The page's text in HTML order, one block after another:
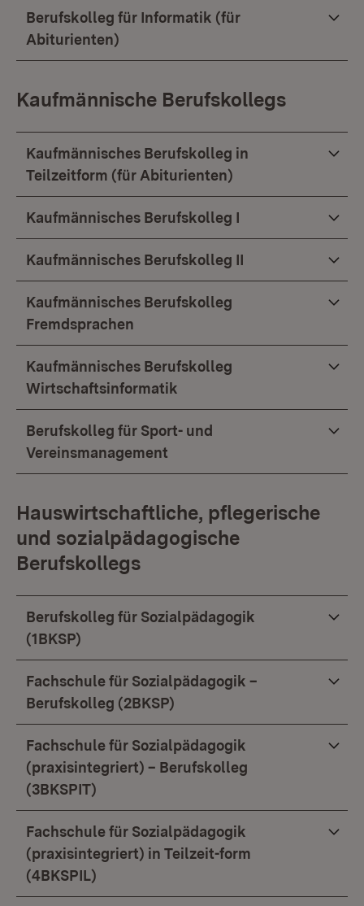
Berufskolleg für Informatik (für
Abiturienten)
Kaufmännische Berufskollegs
Kaufmännisches Berufskolleg in
Teilzeitform (für Abiturienten)
Kaufmännisches Berufskolleg I
Kaufmännisches Berufskolleg II
Kaufmännisches Berufskolleg
Fremdsprachen
Kaufmännisches Berufskolleg
Wirtschaftsinformatik
Berufskolleg für Sport- und
Vereinsmanagement
Hauswirtschaftliche, pflegerische
und sozialpädagogische
Berufskollegs
Berufskolleg für Sozialpädagogik
(1BKSP)
Fachschule für Sozialpädagogik –
Berufskolleg (2BKSP)
Fachschule für Sozialpädagogik
(praxisintegriert) – Berufskolleg
(3BKSPIT)
Fachschule für Sozialpädagogik
(praxisintegriert) in Teilzeit-form
(4BKSPIL)